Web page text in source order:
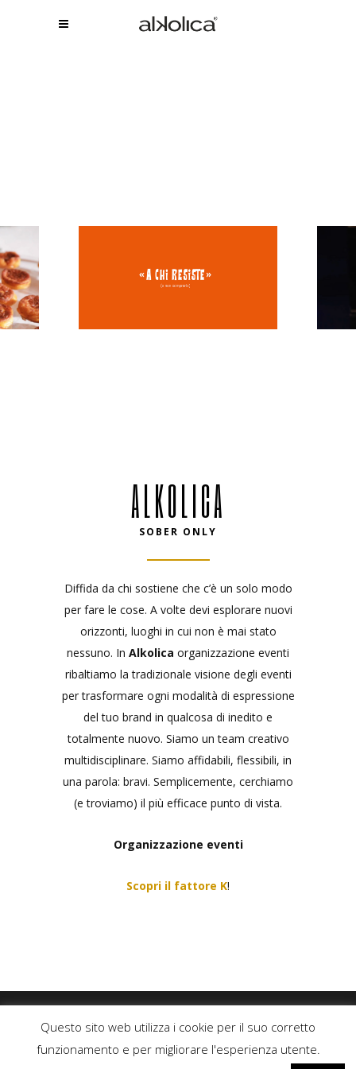
ALKOLICA
SOBER ONLY
Diffida da chi sostiene che c’è un solo modo
per fare le cose. A volte devi esplorare nuovi
orizzonti, luoghi in cui non è mai stato
nessuno. In Alkolica organizzazione eventi
ribaltiamo la tradizionale visione degli eventi
per trasformare ogni modalità di espressione
del tuo brand in qualcosa di inedito e
totalmente nuovo. Siamo un team creativo
multidisciplinare. Siamo affidabili, flessibili, in
una parola: bravi. Semplicemente, cerchiamo
(e troviamo) il più efficace punto di vista.
Organizzazione eventi
Scopri il fattore K!
© Copyright 2020-2026, – Tutti i diritti riservati | alkolica | Partita Iva:
06640840820 |Privacy Policy
Questo sito web utilizza i cookie per il suo corretto
funzionamento e per migliorare l'esperienza utente.